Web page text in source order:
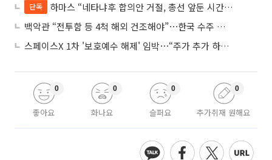
단독
하마스 “네타냐후 합의안 거절, 총선 앞둔 시간 끌기”
백악관 “전투함 등 4척 해외 건조해야”⋯한국 수주 기대
스페이스X 1차 '보호예수 해제' 임박⋯“주가 추가 하락 가능성”
좋아요
0
화나요
0
슬퍼요
0
추가취재 원해요
0